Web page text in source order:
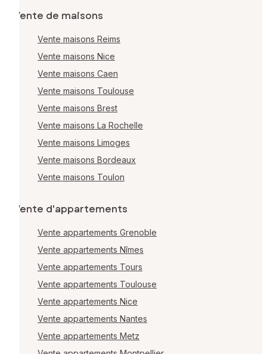
Vente de maisons
Vente maisons Reims
Vente maisons Nice
Vente maisons Caen
Vente maisons Toulouse
Vente maisons Brest
Vente maisons La Rochelle
Vente maisons Limoges
Vente maisons Bordeaux
Vente maisons Toulon
Vente d'appartements
Vente appartements Grenoble
Vente appartements Nîmes
Vente appartements Tours
Vente appartements Toulouse
Vente appartements Nice
Vente appartements Nantes
Vente appartements Metz